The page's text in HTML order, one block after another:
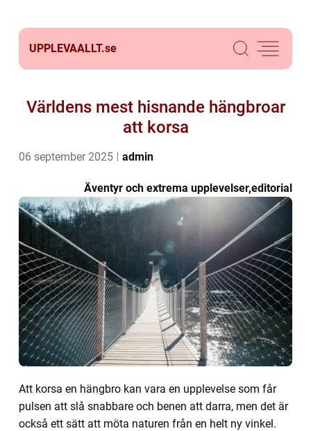
UPPLEVAALLT.se
Världens mest hisnande hängbroar
att korsa
06 september 2025 admin
Äventyr och extrema upplevelser,editorial
Att korsa en hängbro kan vara en upplevelse som får
pulsen att slå snabbare och benen att darra, men det är
också ett sätt att möta naturen från en helt ny vinkel.